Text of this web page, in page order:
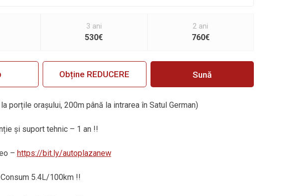
3 ani
530€
2 ani
760€
Obține REDUCERE Sună
porțile orașului, 200m până la intrarea în Satul German)
și suport tehnic – 1 an !!
– https://bit.ly/autoplazanew
Consum 5.4L/100km !!